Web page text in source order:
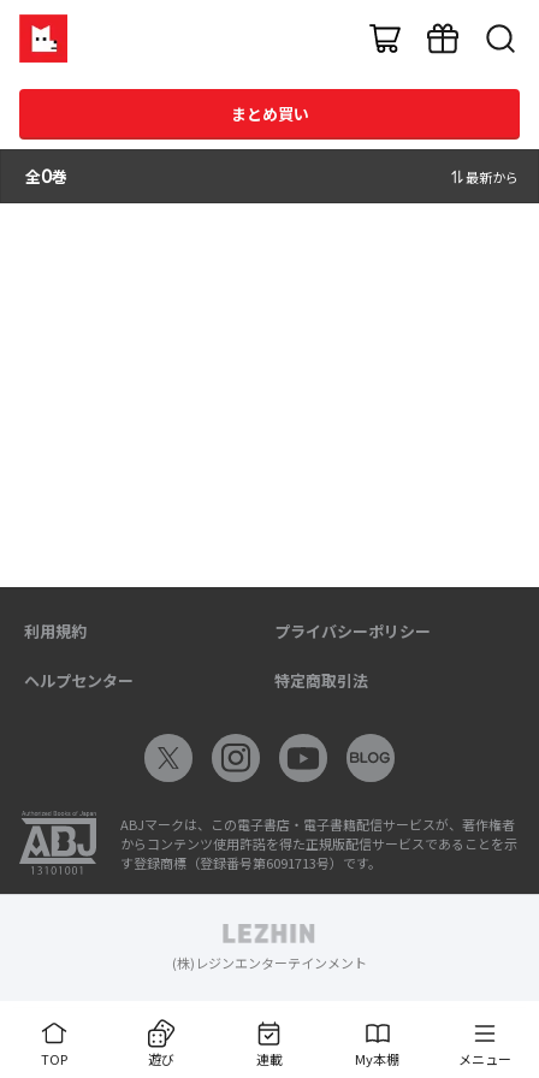
まとめ買い
全0巻 最新から
TOP 遊び 連載 My本棚 メニュー
利用規約 プライバシーポリシー
ヘルプセンター 特定商取引法
ABJマークは、この電子書店・電子書籍配信サービスが、著作権者
からコンテンツ使用許諾を得た正規版配信サービスであることを示
す登録商標（登録番号第6091713号）です。
(株)レジンエンターテインメント